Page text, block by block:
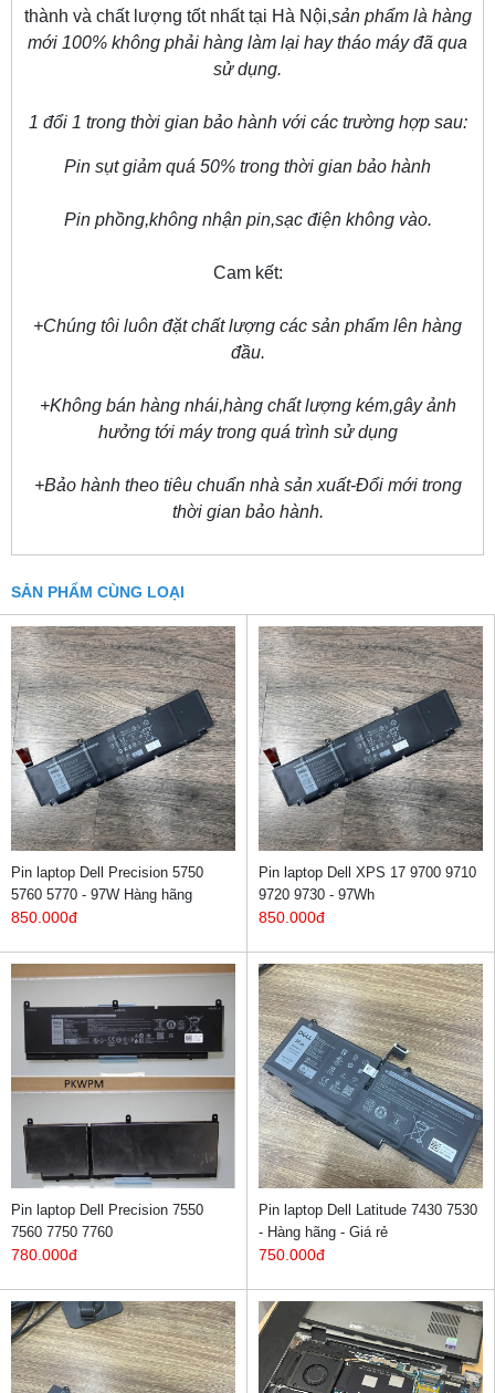
thành và chất lượng tốt nhất tại Hà Nội,sản phẩm là hàng
mới 100% không phải hàng làm lại hay tháo máy đã qua
sử dụng.
1 đổi 1 trong thời gian bảo hành với các trường hợp sau:
Pin sụt giảm quá 50% trong thời gian bảo hành
Pin phồng,không nhận pin,sạc điện không vào.
Cam kết:
+Chúng tôi luôn đặt chất lượng các sản phẩm lên hàng
đầu.
+Không bán hàng nhái,hàng chất lượng kém,gây ảnh
hưởng tới máy trong quá trình sử dụng
+Bảo hành theo tiêu chuẩn nhà sản xuất-Đổi mới trong
thời gian bảo hành.
SẢN PHẨM CÙNG LOẠI
Pin laptop Dell Precision 5750
5760 5770 - 97W Hàng hãng
850.000đ
Pin laptop Dell XPS 17 9700 9710
9720 9730 - 97Wh
850.000đ
Pin laptop Dell Precision 7550
7560 7750 7760
780.000đ
Pin laptop Dell Latitude 7430 7530
- Hàng hãng - Giá rẻ
750.000đ